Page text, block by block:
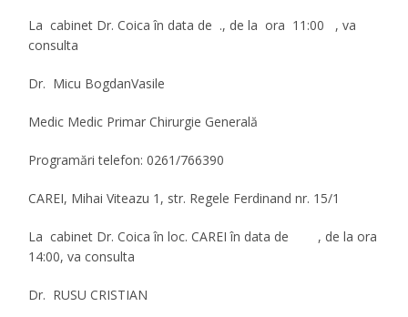
La cabinet Dr. Coica în data de ., de la ora 11:00 , va
consulta
Dr. Micu BogdanVasile
Medic Medic Primar Chirurgie Generală
Programări telefon: 0261/766390
CAREI, Mihai Viteazu 1, str. Regele Ferdinand nr. 15/1
La cabinet Dr. Coica înloc. CAREIîn data de , de la ora
14:00, va consulta
Dr. RUSU CRISTIAN